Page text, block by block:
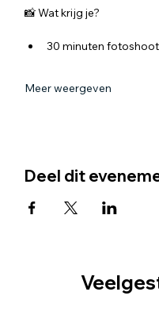
📸 Wat krijg je?
30 minuten fotoshoot
Meer weergeven
Deel dit